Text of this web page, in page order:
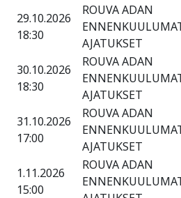
29.10.2026
18:30
ROUVA ADAN
AJATUKSET
30.10.2026
18:30
ROUVA ADAN
AJATUKSET
31.10.2026
17:00
ROUVA ADAN
AJATUKSET
1.11.2026
15:00
ROUVA ADAN